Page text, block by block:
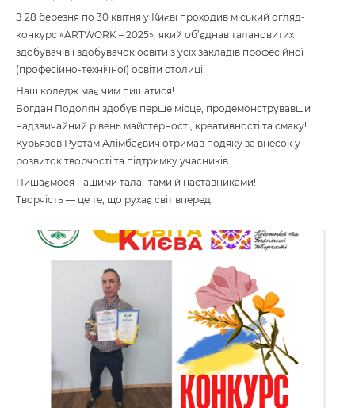
З 28 березня по 30 квітня у Києві проходив міський огляд-
конкурс «ARTWORK – 2025», який об’єднав талановитих
здобувачів і здобувачок освіти з усіх закладів професійної
(професійно-технічної) освіти столиці.
Наш коледж має чим пишатися!
Богдан Подолян здобув перше місце, продемонструвавши
надзвичайний рівень майстерності, креативності та смаку!
Курьязов Рустам Алімбаєвич отримав подяку за внесок у
розвиток творчості та підтримку учасників.
Пишаємося нашими талантами й наставниками!
Творчість — це те, що рухає світ вперед.